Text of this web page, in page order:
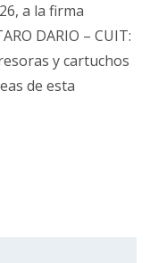
a la firma
DARIO – CUIT:
y cartuchos
de esta